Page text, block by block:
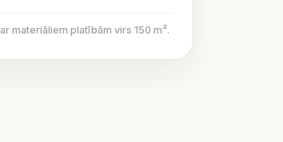
materiāliem platībām virs 150 m².